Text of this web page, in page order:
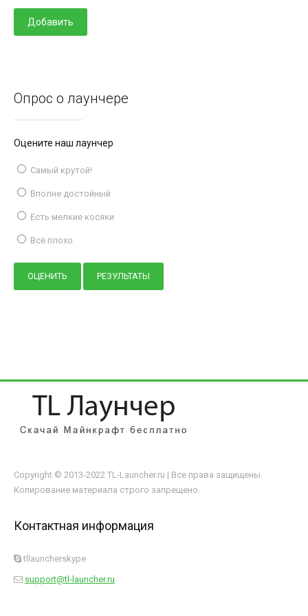
Опрос о лаунчере
Оцените наш лаунчер
Самый крутой!
Вполне достойный
Есть мелкие косяки
Всё плохо
Copyright © 2013-2022 TL-Launcher.ru | Все права защищены.
Копирование материала строго запрещено.
Контактная информация
tllauncherskype
support@tl-launcher.ru